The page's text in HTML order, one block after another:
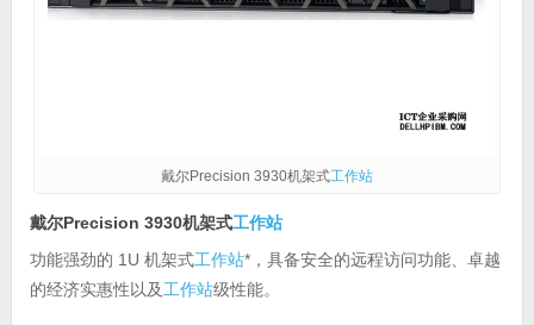
戴尔Precision 3930机架式工作站
戴尔Precision 3930机架式工作站
功能强劲的 1U 机架式工作站*，具备安全的远程访问功能、卓越
的经济实惠性以及工作站级性能。